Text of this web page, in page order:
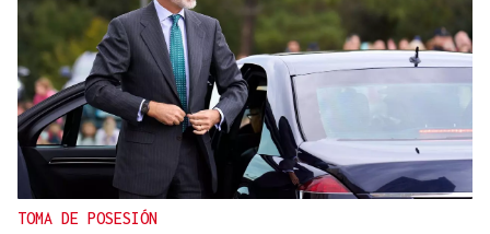
TOMA DE POSESIÓN